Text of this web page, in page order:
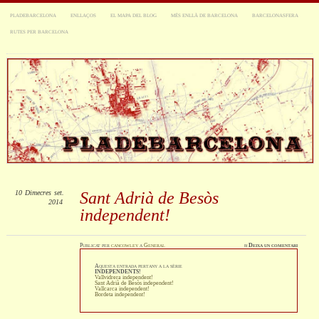
PLADEBARCELONA ENLLAÇOS EL MAPA DEL BLOG MÉS ENLLÀ DE BARCELONA BARCELONASFERA
RUTES PER BARCELONA
Sant Adrià de Besòs
independent!
10 Dimecres set.
2014
Publicatpercancowley aGeneral ≈Deixa un comentari
Aquesta entrada pertany a la sèrie
INDEPENDENTS!
Vallvidrera independent!
Sant Adrià de Besòs independent!
Vallcarca independent!
Bordeta independent!